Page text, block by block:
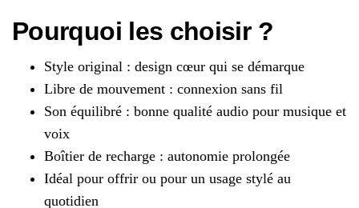
Pourquoi les choisir ?
Style original : design cœur qui se démarque
Libre de mouvement : connexion sans fil
Son équilibré : bonne qualité audio pour musique et
voix
Boîtier de recharge : autonomie prolongée
Idéal pour offrir ou pour un usage stylé au
quotidien